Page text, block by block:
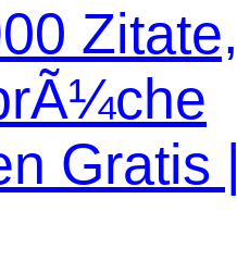
Zitate,
Gratis |